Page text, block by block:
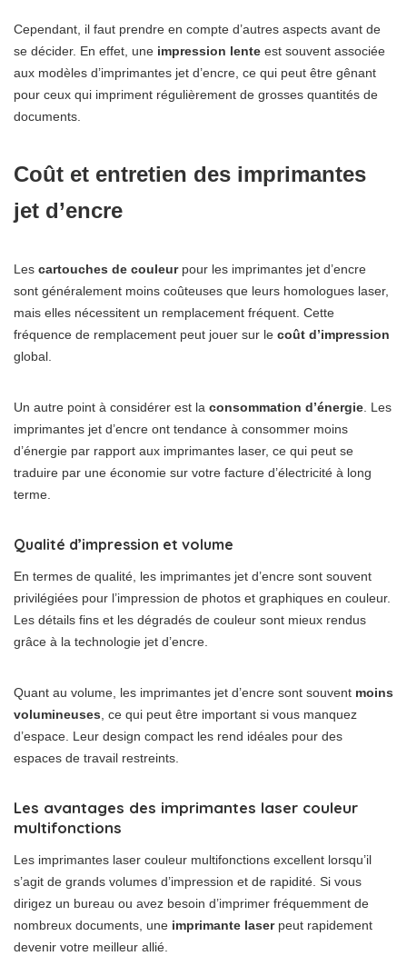
Cependant, il faut prendre en compte d’autres aspects avant de
se décider. En effet, une impression lente est souvent associée
aux modèles d’imprimantes jet d’encre, ce qui peut être gênant
pour ceux qui impriment régulièrement de grosses quantités de
documents.
Coût et entretien des imprimantes
jet d’encre
Les cartouches de couleurpour les imprimantes jet d’encre
sont généralement moins coûteuses que leurs homologues laser,
mais elles nécessitent un remplacement fréquent. Cette
fréquence de remplacement peut jouer sur le coût d’impression
global.
Un autre point à considérer est la consommation d’énergie . Les
imprimantes jet d’encre ont tendance à consommer moins
d’énergie par rapport aux imprimantes laser, ce qui peut se
traduire par une économie sur votre facture d’électricité à long
terme.
Qualité d’impression et volume
En termes de qualité, les imprimantes jet d’encre sont souvent
privilégiées pour l’impression de photos et graphiques en couleur.
Les détails fins et les dégradés de couleur sont mieux rendus
grâce à la technologie jet d’encre.
Quant au volume, les imprimantes jet d’encre sont souvent moins
volumineuses , ce qui peut être important si vous manquez
d’espace. Leur design compact les rend idéales pour des
espaces de travail restreints.
Les avantages des imprimantes laser couleur
multifonctions
Les imprimantes laser couleur multifonctions excellent lorsqu’il
s’agit de grands volumes d’impression et de rapidité. Si vous
dirigez un bureau ou avez besoin d’imprimer fréquemment de
nombreux documents, une imprimante laserpeut rapidement
devenir votre meilleur allié.